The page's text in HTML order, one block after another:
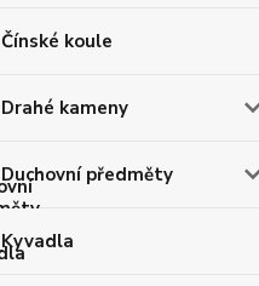
Čínské koule
Drahé kameny
Duchovní předměty
Kyvadla